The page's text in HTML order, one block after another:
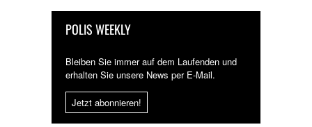
POLIS WEEKLY
Bleiben Sie immer auf dem Laufenden und
erhalten Sie unsere News per E-Mail.
Jetzt abonnieren!